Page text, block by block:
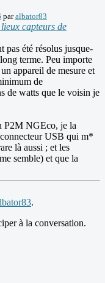
paralbator83
capteurs de
pas été résolus jusque-
terme. Peu importe
appareil de mesure et
de
de watts que le voisin je
P2M NGEco, je la
USB qui m*
là aussi ; et les
semble) et que la
.
à la conversation.